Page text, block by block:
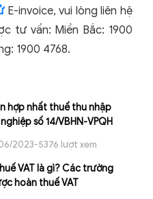
E-invoice, vui lòng liên hệ
tư vấn: Miền Bắc: 1900
1900 4768.
hợp nhất thuế thu nhập
số 14/VBHN-VPQH
2023-5376 lượt xem
VAT là gì? Các trường
hoàn thuế VAT